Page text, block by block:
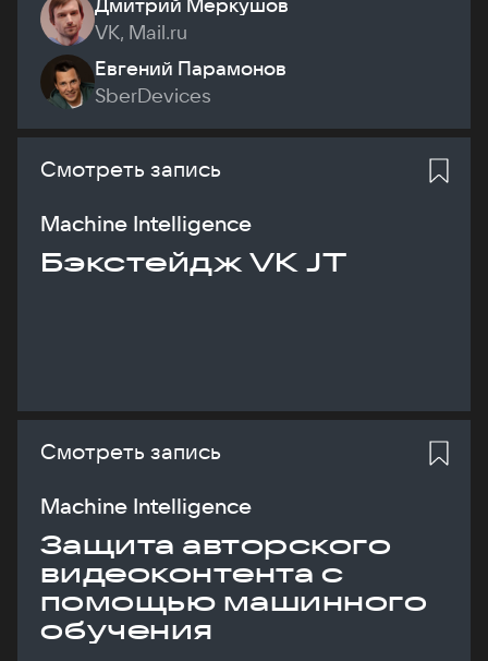
VK, Mail.ru
Евгений Парамонов
SberDevices
Смотреть запись
Machine Intelligence
Бэкстейдж VK JT
Смотреть запись
Machine Intelligence
Защита авторского
видеоконтента с
помощью машинного
обучения